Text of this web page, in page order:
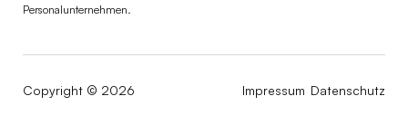
Personalunternehmen.
Copyright © 2026 Impressum Datenschutz